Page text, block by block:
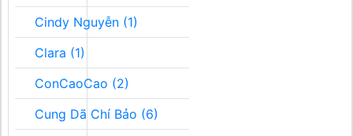
Cindy Nguyễn (1)
Clara (1)
ConCaoCao (2)
Cung Dã Chí Bảo (6)